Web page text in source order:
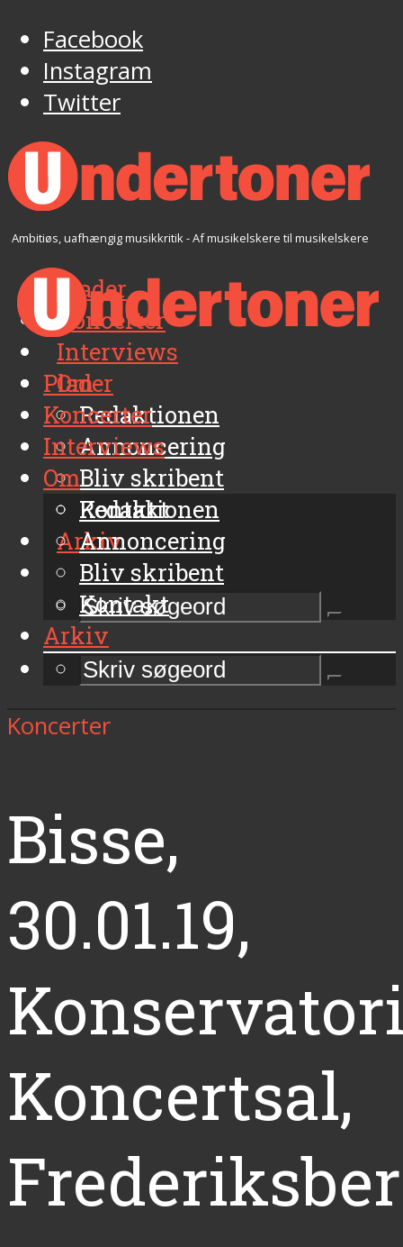
Facebook
Instagram
Twitter
Ambitiøs, uafhængig musikkritik - Af musikelskere til musikelskere
Plader
Koncerter
Interviews
Om
Redaktionen
Annoncering
Bliv skribent
Kontakt
Arkiv
Plader
Koncerter
Interviews
Om
Redaktionen
Annoncering
Bliv skribent
Kontakt
Arkiv
Koncerter
Bisse,
30.01.19,
Koncertsal,